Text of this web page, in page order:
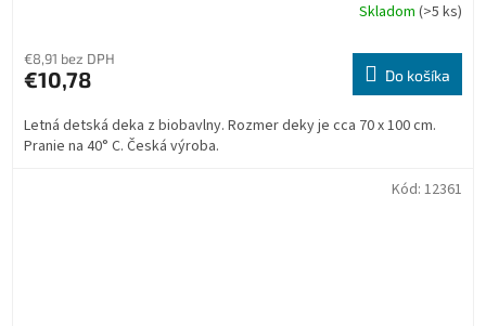
Skladom (>5 ks)
€8,91 bez DPH
€10,78 Do košíka
Letná detská deka z biobavlny. Rozmer deky je cca 70 x 100 cm.
Pranie na 40° C. Česká výroba.
Kód: 12361